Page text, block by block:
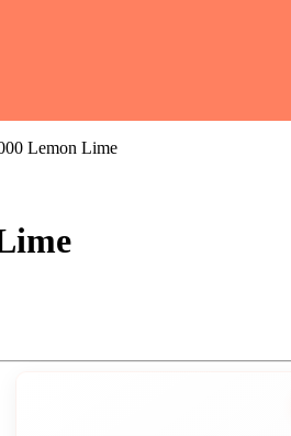
Lemon Lime